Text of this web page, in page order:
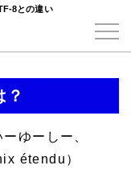
8との違い
？
ゆーしー、
étendu）